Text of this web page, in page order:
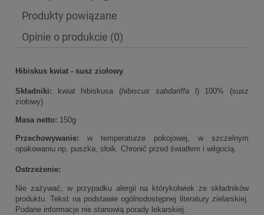
Produkty powiązane
Opinie o produkcie (0)
Hibiskus kwiat - susz ziołowy
Składniki: kwiat hibiskusa (hibiscus sabdariffal) 100% (susz
ziołowy)
Masa netto: 150g
Przechowywanie: w temperaturze pokojowej, w szczelnym
opakowaniu np. puszka, słoik. Chronić przed światłem i wilgocią.
Ostrzeżenie:
Nie zażywać, w przypadku alergii na którykolwiek ze składników
produktu. Tekst na podstawie ogólnodostępnej literatury zielarskiej.
Podane informacje nie stanowią porady lekarskiej.